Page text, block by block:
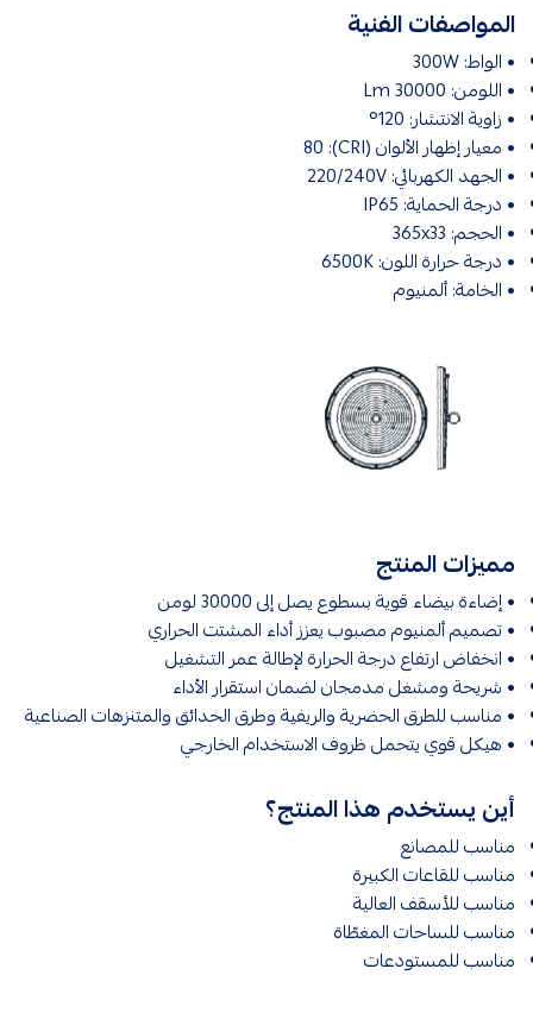
المواصفات الفنية
• الواط: 300W
• اللومن: 30000 Lm
• زاوية الانتشار: 120°
• معيار إظهار الألوان (CRI): 80
• الجهد الكهربائي: 220/240V
• درجة الحماية: IP65
• الحجم: 365x33
• درجة حرارة اللون: 6500K
• الخامة: ألمنيوم
مميزات المنتج
• إضاءة بيضاء قوية بسطوع يصل إلى 30000 لومن
• تصميم ألمنيوم مصبوب يعزز أداء المشتت الحراري
• انخفاض ارتفاع درجة الحرارة لإطالة عمر التشغيل
• شريحة ومشغل مدمجان لضمان استقرار الأداء
• مناسب للطرق الحضرية والريفية وطرق الحدائق والمتنزهات الصناعية
• هيكل قوي يتحمل ظروف الاستخدام الخارجي
أين يستخدم هذا المنتج؟
مناسب للمصانع
مناسب للقاعات الكبيرة
مناسب للأسقف العالية
مناسب للساحات المغطّاة
مناسب للمستودعات